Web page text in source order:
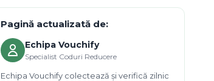
Pagină actualizată de:
Echipa Vouchify
Specialist Coduri Reducere
Echipa Vouchify colectează și verifică zilnic